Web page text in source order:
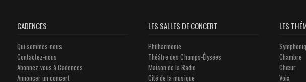
CADENCES
Qui sommes-nous
Contactez-nous
Abonnez-vous à Cadences
Annoncer un concert
LES SALLES DE CONCERT
Philharmonie
Théâtre des Champs-Élysées
Maison de la Radio
Cité de la musique
LES
Chambre
Chœur
Voix